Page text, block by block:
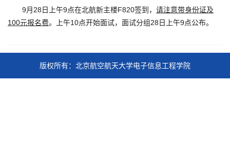
9月 28 日上午9点在北航新主楼F820签到， 请注意带身份证及
100元报名费。 上午10点开始面试，面试分组28 日上午9点公布。
版权所有：北京航空航天大学电子信息工程学院